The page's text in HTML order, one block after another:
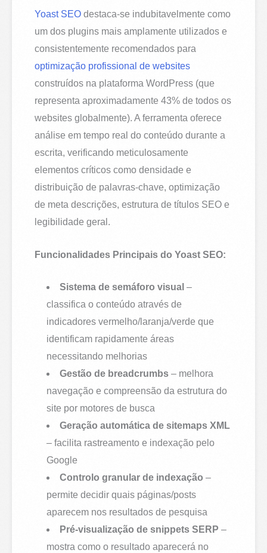
Yoast SEO destaca-se indubitavelmente como
um dos plugins mais amplamente utilizados e
consistentemente recomendados para
optimização profissional de websites
construídos na plataforma WordPress (que
representa aproximadamente 43% de todos os
websites globalmente). A ferramenta oferece
análise em tempo real do conteúdo durante a
escrita, verificando meticulosamente
elementos críticos como densidade e
distribuição de palavras-chave, optimização
de meta descrições, estrutura de títulos SEO e
legibilidade geral.
Funcionalidades Principais do Yoast SEO:
Sistema de semáforo visual –
classifica o conteúdo através de
indicadores vermelho/laranja/verde que
identificam rapidamente áreas
necessitando melhorias
Gestão de breadcrumbs – melhora
navegação e compreensão da estrutura do
site por motores de busca
Geração automática de sitemaps XML
– facilita rastreamento e indexação pelo
Google
Controlo granular de indexação –
permite decidir quais páginas/posts
aparecem nos resultados de pesquisa
Pré-visualização de snippets SERP –
mostra como o resultado aparecerá no